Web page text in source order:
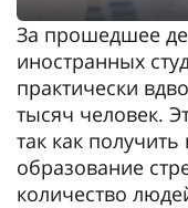
За прошедшее
иностранных
практически
тысяч человек.
так как
образование
количество